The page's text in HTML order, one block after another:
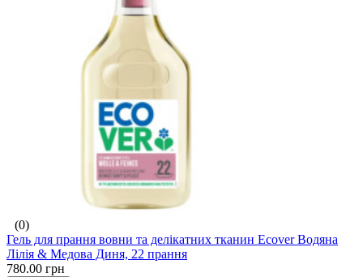
(0)
Гель для прання вовни та делікатних тканин Ecover Водяна
Лілія & Медова Диня, 22 прання
780.00 грн